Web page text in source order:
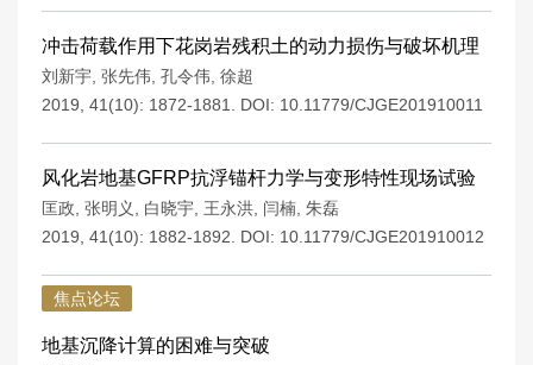
冲击荷载作用下花岗岩残积土的动力损伤与破坏机理
刘新宇 张先伟 孔令伟 徐超
2019, 41(10): 1872-1881.
DOI: 10.11779/CJGE201910011
风化岩地基GFRP抗浮锚杆力学与变形特性现场试验
匡政 张明义 白晓宇 王永洪 闫楠 朱磊
2019, 41(10): 1882-1892.
DOI: 10.11779/CJGE201910012
焦点论坛
地基沉降计算的困难与突破